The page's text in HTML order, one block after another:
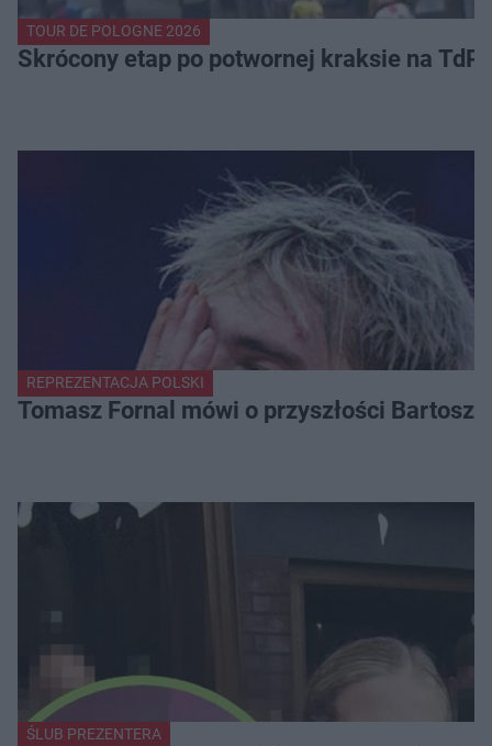
TOUR DE POLOGNE 2026
Skrócony etap po potwornej kraksie na
REPREZENTACJA POLSKI
Tomasz Fornal mówi o przyszłości
ŚLUB PREZENTERA